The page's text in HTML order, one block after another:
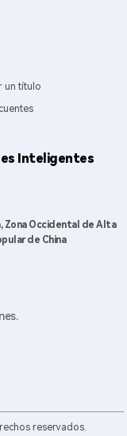
un título
Inteligentes
Zona Occidental de Alta
de China
reservados.